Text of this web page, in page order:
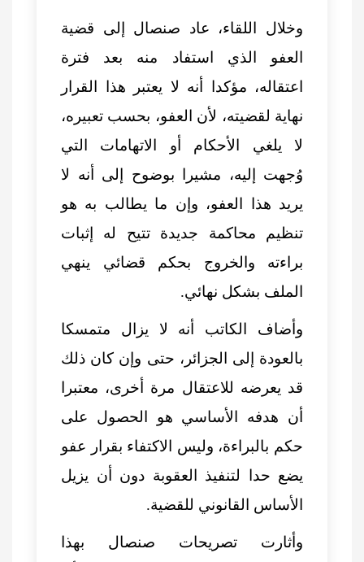
وخلال اللقاء، عاد صنصال إلى قضية
العفو الذي استفاد منه بعد فترة
اعتقاله، مؤكدا أنه لا يعتبر هذا القرار
نهاية لقضيته، لأن العفو، بحسب تعبيره،
لا يلغي الأحكام أو الاتهامات التي
وُجهت إليه، مشيرا بوضوح إلى أنه لا
يريد هذا العفو، وإن ما يطالب به هو
تنظيم محاكمة جديدة تتيح له إثبات
براءته والخروج بحكم قضائي ينهي
الملف بشكل نهائي.
وأضاف الكاتب أنه لا يزال متمسكا
بالعودة إلى الجزائر، حتى وإن كان ذلك
قد يعرضه للاعتقال مرة أخرى، معتبرا
أن هدفه الأساسي هو الحصول على
حكم بالبراءة، وليس الاكتفاء بقرار عفو
يضع حدا لتنفيذ العقوبة دون أن يزيل
الأساس القانوني للقضية.
وأثارت تصريحات صنصال بهذا